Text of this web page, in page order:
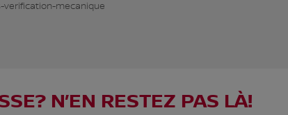
verification-mecanique
N’EN RESTEZ PAS LÀ!